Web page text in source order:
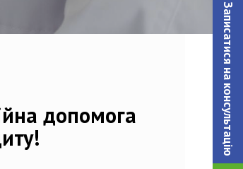
Записатися на консультацiю
допомога